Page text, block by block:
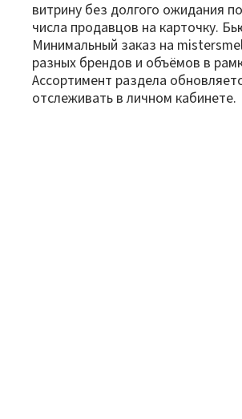
витрину без долгого ожидания
числа продавцов на карточку.
Минимальный заказ на
разных брендов и объёмов в
Ассортимент раздела
отслеживать в личном кабинете.